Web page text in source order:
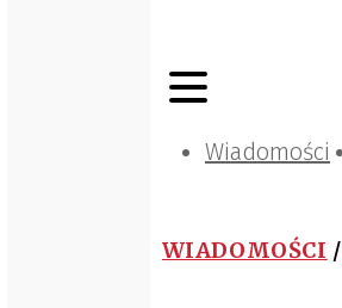
Wiadomości
WIADOMOŚCI /